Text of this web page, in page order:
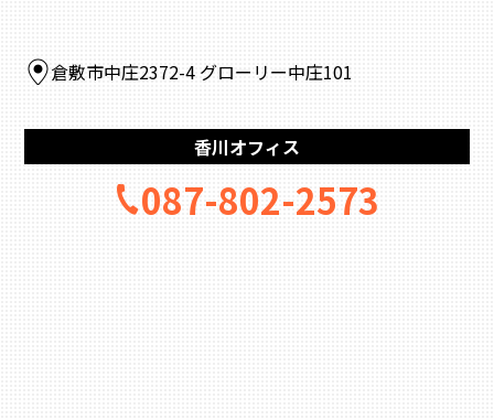
倉敷市中庄2372-4 グローリー中庄101
香川オフィス
087-802-2573